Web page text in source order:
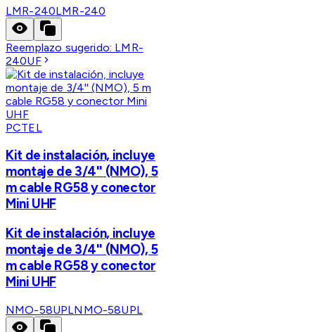
LMR-240LMR-240
Reemplazo sugerido: LMR-
240UF
PCTEL
Kit de instalación, incluye
montaje de 3/4'' (NMO), 5
m cable RG58 y conector
Mini UHF
Kit de instalación, incluye
montaje de 3/4'' (NMO), 5
m cable RG58 y conector
Mini UHF
NMO-58UPLNMO-58UPL